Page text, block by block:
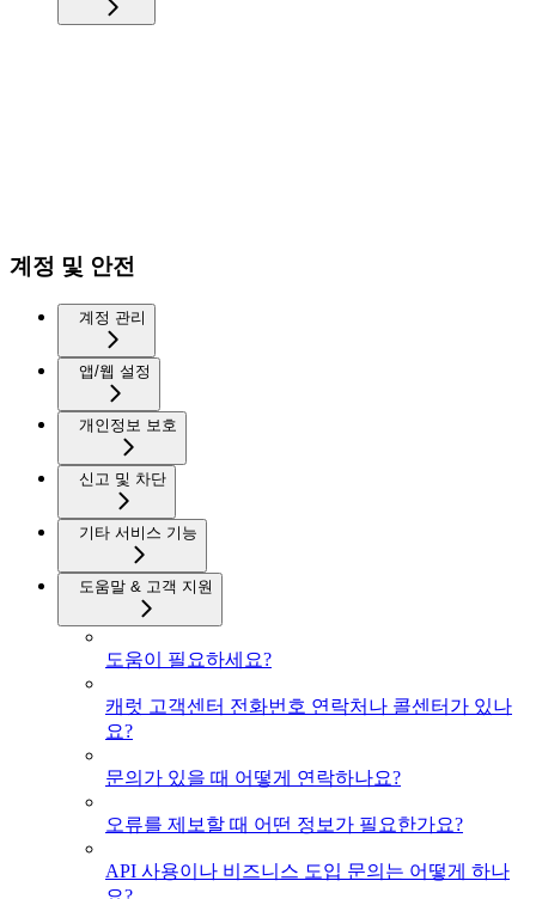
계정 및 안전
계정 관리
앱/웹 설정
개인정보 보호
신고 및 차단
기타 서비스 기능
도움말 & 고객 지원
도움이 필요하세요?
캐럿 고객센터 전화번호 연락처나 콜센터가 있나
요?
문의가 있을 때 어떻게 연락하나요?
오류를 제보할 때 어떤 정보가 필요한가요?
API 사용이나 비즈니스 도입 문의는 어떻게 하나